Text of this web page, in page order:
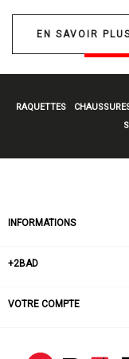
EN SAVOIR
RAQUETTES
INFORMATIONS
+2BAD
VOTRE COMPTE